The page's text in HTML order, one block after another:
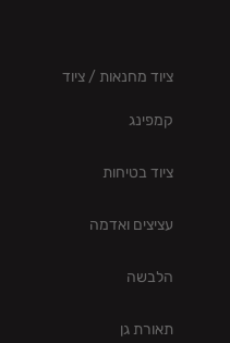
ציוד מחנאות / ציוד
קמפינג
ציוד בטיחות
עציצים ואדמה
הלבשה
תאורת גן